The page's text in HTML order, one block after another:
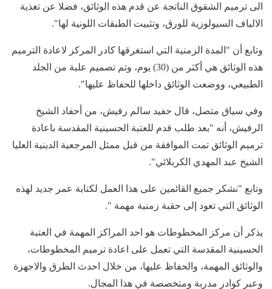
الى ترميم الشقوق الناتجة عن قدم هذه الوثائق، فضلا عن تغذية
الالياف السيولوزية للورق، وتثبيت الطبقات اللونية لها".
وتابع أن "المدة الزمنية التي استغرقها كادر المركز لاعادة الترميم
هذه الوثائق هي أكثر من (30) يوم، وتم تصميم علبة من الجلد
الطبيعي، ووضعت الوثائق داخلها للحفاظ عليها".
وفي سياق متصل، قال حفيد سالم رفيش، من أحفاد الشيخ
الرفيش، أنه "بعد طلب قدم للعتبة الحسينية المقدسة باعادة
ترميم الوثائق تمت الموافقة من قبل ممثل المرجعية الدينية العليا
الشيخ عبد المهدي الكربلائي".
وتابع "نشكر جميع القائمين على هذا العمل لكتابة عمر جديد لهذه
الوثائق التي تعود إلى حقبة زمنية مهمة ".
يذكر أن مركز المخطوطات هو احد المراكز المهمة في العتبة
الحسينية المقدسة التي تعمل على اعادة ترميم المخطوطات،
والوثائق المهمة، والحفاظ عليها، من خلال احدث الطرق والاجهزة
وعبر كوادر مدربة ومتخصصة في هذا المجال.